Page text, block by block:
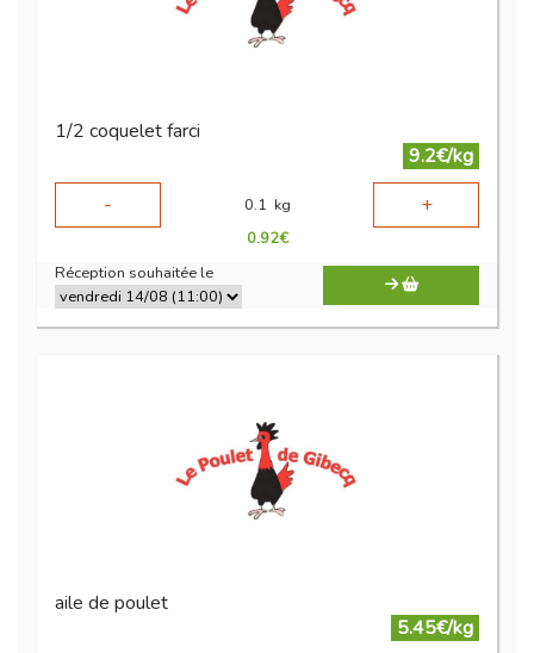
1/2 coquelet farci
9.2€/kg
-
0.1 kg +
0.92€
Réception souhaitée le
aile de poulet
5.45€/kg